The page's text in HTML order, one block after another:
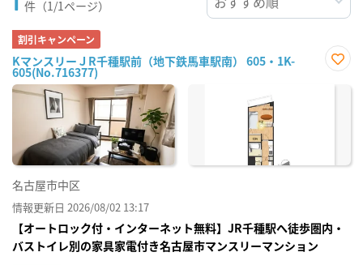
件（1/1ページ）
割引キャンペーン
KマンスリーＪR千種駅前（地下鉄馬車駅南） 605・1K-
605(No.716377)
に入
名古屋市中区
情報更新日 2026/08/02 13:17
【オートロック付・インターネット無料】JR千種駅へ徒歩圏内・
バストイレ別の家具家電付き名古屋市マンスリーマンション